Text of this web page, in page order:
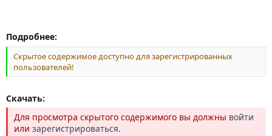
Подробнее:
Скрытое содержимое доступно для зарегистрированных
пользователей!
Скачать:
Для просмотра скрытого содержимого вы должны войти
или зарегистрироваться.